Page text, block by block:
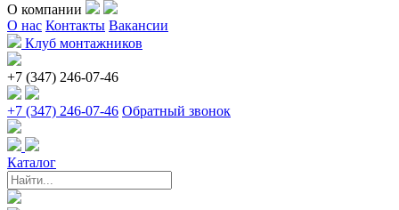
О компании
О нас Контакты Вакансии
Клуб монтажников
+7 (347) 246-07-46
+7 (347) 246-07-46 Обратный звонок
Каталог